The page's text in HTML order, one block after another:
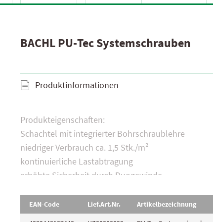
BACHL PU-Tec Systemschrauben
Produktinformationen
Produkteigenschaften:
Schachtel mit integrierter Bohrschraublehre
niedriger Verbrauch ca. 1,5 Stk./m²
kontinuierliche Lastabtragung
erhöhte Sicherheit durch Duogewinde
Bachl PU-Tec Systemschrauben für
EAN-Code Lief.Art.Nr. Artikelbezeichnung